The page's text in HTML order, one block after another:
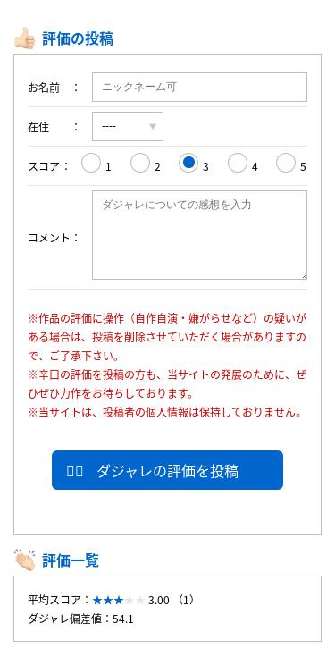
評価の投稿
お名前
在住
スコア 1 2 3 4 5
コメント
※作品の評価に操作（自作自演・嫌がらせなど）の疑いが
ある場合は、投稿を削除させていただく場合がありますの
で、ご了承下さい。
※辛口の評価を投稿の方も、当サイトの発展のために、ぜ
ひぜひ力作をお待ちしております。
※当サイトは、投稿者の個人情報は保持しておりません。
ダジャレの評価を投稿
評価一覧
平均スコア：
3.00 （1）
ダジャレ偏差値：54.1